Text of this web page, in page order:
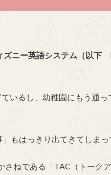
ズニー英語システム（以下
いるし、幼稚園にもう通っ
もはっきり出てきてしまっ
ねである「TAC（トークア